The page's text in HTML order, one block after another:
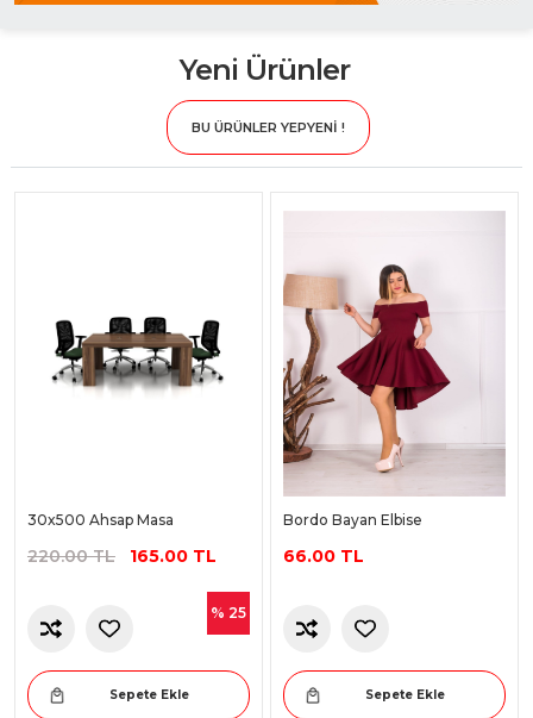
Yeni Ürünler
BU ÜRÜNLER YEPYENİ !
30x500 Ahsap Masa
220.00 TL165.00 TL
% 25
Sepete Ekle
Bordo Bayan Elbise
66.00 TL
Sepete Ekle